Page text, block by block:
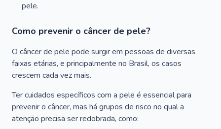
pele.
Como prevenir o câncer de pele?
O câncer de pele pode surgir em pessoas de diversas
faixas etárias, e principalmente no Brasil, os casos
crescem cada vez mais.
Ter cuidados específicos com a pele é essencial para
prevenir o câncer, mas há grupos de risco no qual a
atenção precisa ser redobrada, como: